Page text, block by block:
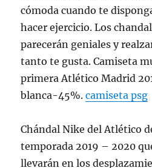
cómoda cuando te
hacer ejercicio. Los
parecerán geniales y
tanto te gusta. Camiseta
primera Atlético Madrid
blanca-45%.camiseta psg
Chándal Nike del Atlético
temporada 2019 – 2020
llevarán en los